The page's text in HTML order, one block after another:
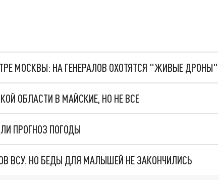
МОСКВЫ: НА ГЕНЕРАЛОВ ОХОТЯТСЯ "ЖИВЫЕ ДРОНЫ"
ОБЛАСТИ В МАЙСКИЕ, НО НЕ ВСЕ
ПРОГНОЗ ПОГОДЫ
ВСУ. НО БЕДЫ ДЛЯ МАЛЫШЕЙ НЕ ЗАКОНЧИЛИСЬ